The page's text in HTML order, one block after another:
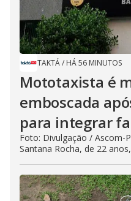
TAKTÁ/ HÁ 56 MINUTOS
Mototaxista é
emboscada
para integrar
Foto: Divulgação / Ascom-
Santana Rocha, de 22